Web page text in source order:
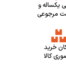
یکساله و
مرجوعی
خرید
کالا